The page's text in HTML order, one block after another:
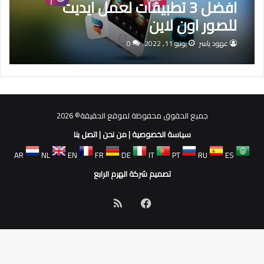
افضل 3 تطبيقات لعمل ايديت
للصور اون لاين
عهود ياسر يونيو 11, 2022 0
جميع الحقوق محفوظة لموقع الحقيقة© 2026
سياسة الخصوصية|من نحن|اتصل بنا
AR
NL EN FR DE IT PT RU
ES
تصميم شركة الهرم الرابع
فيسبوك
الموقع